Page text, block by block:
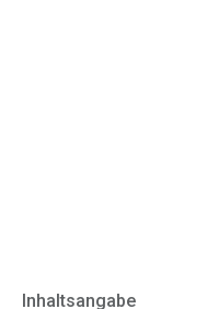
Inhaltsangabe